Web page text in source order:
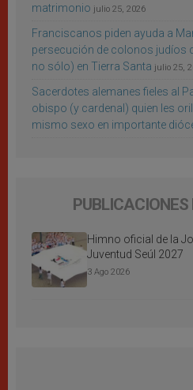
matrimonio julio 25, 2026
Franciscanos piden ayuda a
persecución de colonos judíos
no sólo) en Tierra Santa julio 25,
Sacerdotes alemanes fieles al
obispo (y cardenal) quien les
mismo sexo en importante
Himno oficial de la
Juventud Seúl 2027
3 Ago 2026